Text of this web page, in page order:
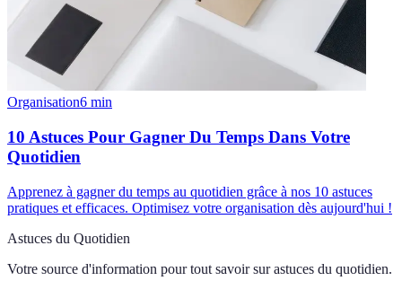
Organisation6 min
10 Astuces Pour Gagner Du Temps Dans Votre
Quotidien
Apprenez à gagner du temps au quotidien grâce à nos 10 astuces
pratiques et efficaces. Optimisez votre organisation dès aujourd'hui !
Astuces du Quotidien
Votre source d'information pour tout savoir sur astuces du quotidien.